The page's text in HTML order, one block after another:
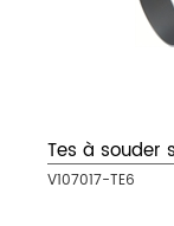
Tes à souder
V107017-TE6